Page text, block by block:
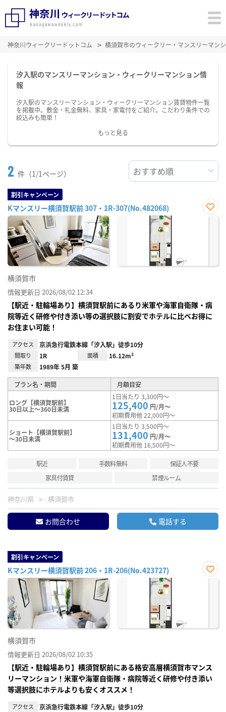
神奈川ウィークリードットコム 横須賀市のウィークリー・マンスリーマン
汐入駅のマンスリーマンション・ウィークリーマンション情
報
汐入駅のマンスリーマンション・ウィークリーマンション賃貸物件一覧
を掲載中。敷金・礼金無料、家具・家電付をご紹介。こだわり条件での
絞込みも簡単！
もっと見る
2 件（1/1ページ）
割引キャンペーン
Kマンスリー横須賀駅前 307・1R-307(No.482068)
お気
横須賀市
情報更新日 2026/08/02 12:34
【駅近・駐輪場あり】横須賀駅前にあるり米軍や海軍自衛隊・病
院等近く研修や付き添い等の選択肢に割安でホテルに比べお得に
お住まい可能！
アクセス 京浜急行電鉄本線「汐入駅」徒歩10分
間取り 1R 面積 16.12m²
築年数 1989年 5月 築
プラン名・期間 月額目安
ロング【横須賀駅前】
30日以上～360日未満
1日当たり 3,300円～
125,400 円/月～
初期費用他 22,000円～
ショート【横須賀駅前】
～30日未満
1日当たり 3,500円～
131,400 円/月～
初期費用他 16,500円～
駅近 手数料無料
保証人不要
家具付賃貸
禁煙ルーム
神奈川県 横須賀市
お問合わせ 電話する
割引キャンペーン
Kマンスリー横須賀駅前 206・1R-206(No.423727)
お気
横須賀市
情報更新日 2026/08/02 10:35
【駅近・駐輪場あり】横須賀駅前にある格安高層横須賀市マンス
リーマンション！米軍や海軍自衛隊・病院等近く研修や付き添い
等選択肢にホテルよりも安くオススメ！
アクセス 京浜急行電鉄本線「汐入駅」徒歩10分